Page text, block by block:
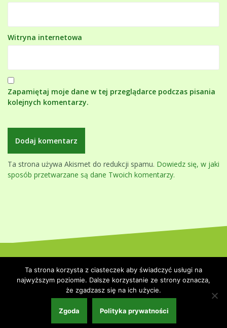
Witryna internetowa
Zapamiętaj moje dane w tej przeglądarce podczas pisania
kolejnych komentarzy.
Ta strona używa Akismet do redukcji spamu. Dowiedz się, w jaki
sposób przetwarzane są dane Twoich komentarzy.
Themeisle.
Strona główna
Polityka prywatności
Współpraca i kontakt
Ta strona korzysta z ciasteczek aby świadczyć usługi na
najwyższym poziomie. Dalsze korzystanie ze strony oznacza,
że zgadzasz się na ich użycie.
Zgoda Polityka prywatności